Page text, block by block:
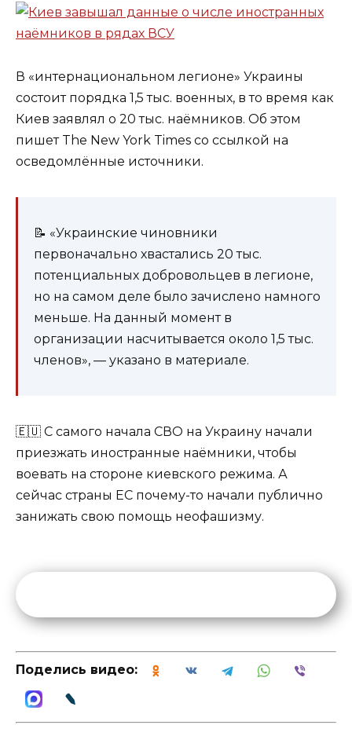
В «интернациональном легионе» Украины
состоит порядка 1,5 тыс. военных, в то время как
Киев заявлял о 20 тыс. наёмников. Об этом
пишет The New York Times со ссылкой на
осведомлённые источники.
📝 «Украинские чиновники
первоначально хвастались 20 тыс.
потенциальных добровольцев в легионе,
но на самом деле было зачислено намного
меньше. На данный момент в
организации насчитывается около 1,5 тыс.
членов», — указано в материале.
🇪🇺 С самого начала СВО на Украину начали
приезжать иностранные наёмники, чтобы
воевать на стороне киевского режима. А
сейчас страны ЕС почему-то начали публично
занижать свою помощь неофашизму.
Поделись видео: